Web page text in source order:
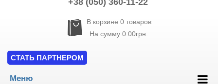
+38 (050) 360-11-22
В корзине 0товаров
На сумму 0.00грн.
СТАТЬ ПАРТНЕРОМ
Меню